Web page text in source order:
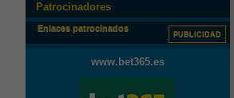
Patrocinadores
Enlaces patrocinados
PUBLICIDAD
www.bet365.es